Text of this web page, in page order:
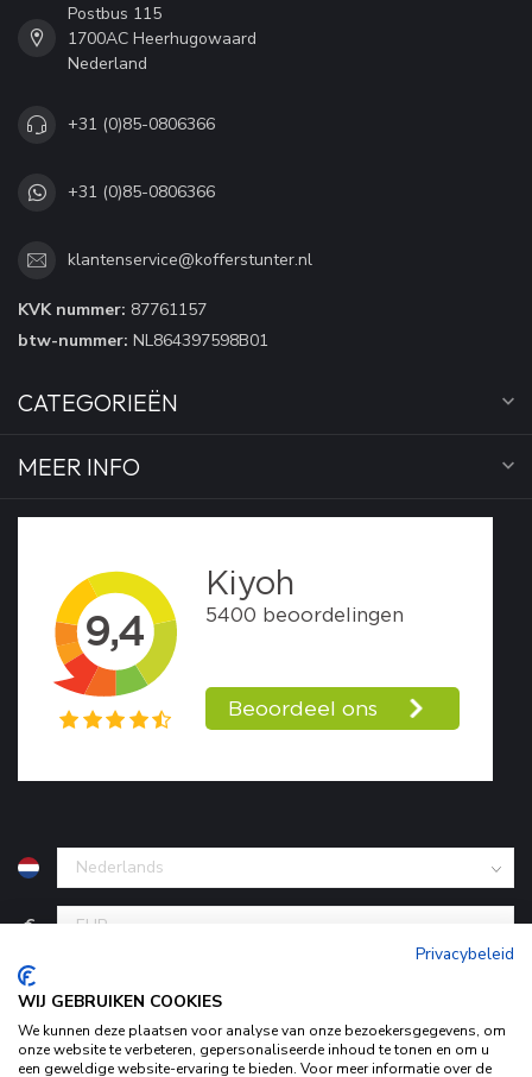
Postbus 115
1700AC Heerhugowaard
Nederland
+31 (0)85-0806366
+31 (0)85-0806366
klantenservice@kofferstunter.nl
KVK nummer: 87761157
btw-nummer: NL864397598B01
CATEGORIEËN
MEER INFO
€
Privacybeleid
WIJ GEBRUIKEN COOKIES
We kunnen deze plaatsen voor analyse van onze bezoekersgegevens, om
onze website te verbeteren, gepersonaliseerde inhoud te tonen en om u
een geweldige website-ervaring te bieden. Voor meer informatie over de